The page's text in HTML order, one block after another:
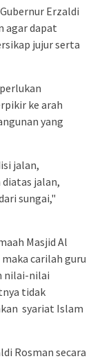
Erzaldi
agar dapat
jujur serta
ke arah
yang
jalan,
jalan,
sungai,"
Masjid Al
carilah guru
nilai-nilai
tidak
syariat Islam
Rosman secara